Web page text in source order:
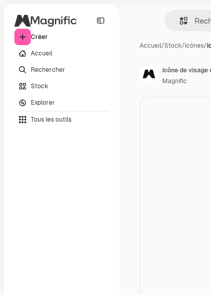
Créer
Accueil
Rechercher
Stock
Explorer
Tous les outils
Accueil/Stock/Icônes/
Icône de
Magnific